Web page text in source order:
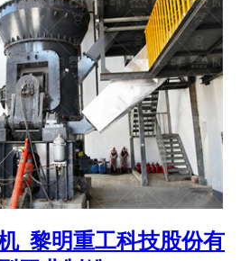
_黎明重工科技股份有